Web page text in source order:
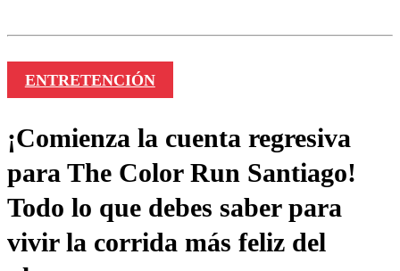
ENTRETENCIÓN
¡Comienza la cuenta regresiva
para The Color Run Santiago!
Todo lo que debes saber para
vivir la corrida más feliz del